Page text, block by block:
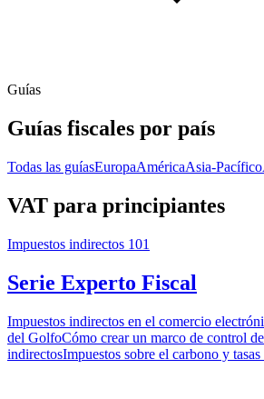
Guías
Guías fiscales por país
Todas las guíasEuropaAméricaAsia-Pacífico
VAT para principiantes
Impuestos indirectos 101
Serie Experto Fiscal
Impuestos indirectos en el comercio
del GolfoCómo crear un marco de control
indirectosImpuestos sobre el carbono y